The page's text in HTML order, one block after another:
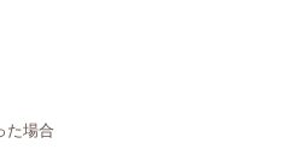
た場合